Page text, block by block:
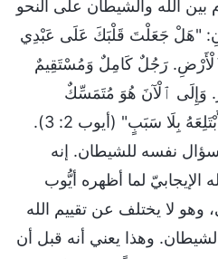
بين الله والشيطان على النحو
"هَلْ جَعَلْتَ قَلْبَكَ عَلَى عَبْدِي
رَجُلٌ كَامِلٌ وَمُسْتَقِيمٌ
وَإِلَى ٱلْآنَ هُوَ مُتَمَسِّكٌ
بِكَمَالِهِ، وَقَدْ هَيَّجْتَنِي عَلَيْهِ لِأَبْتَلِعَهُ بِلَا سَبَبٍ" (أيوب 2: 3).
نفسه للشيطان. إنه
الإيجابيّ لما أظهره أيُّوب
وهو لا يختلف عن تقييم الله
وهذا يعني أنه قبل أن